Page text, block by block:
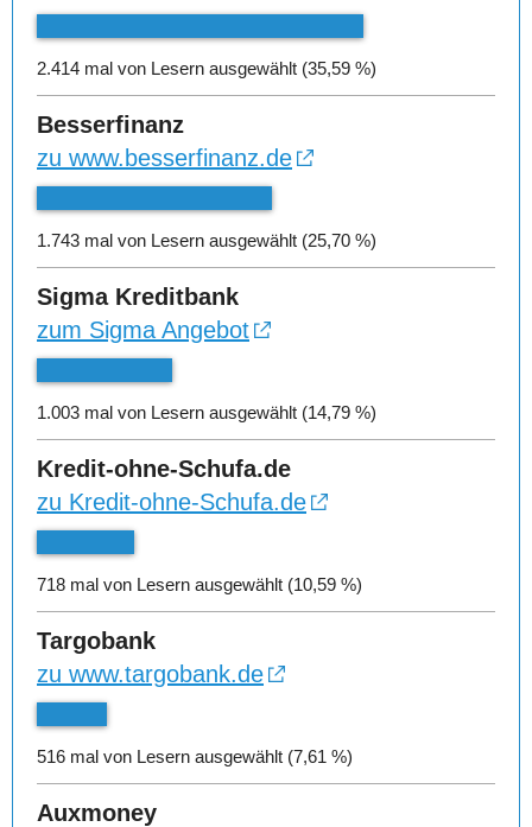
2.414 mal von Lesern ausgewählt (35,59 %)
Besserfinanz
zu www.besserfinanz.de
1.743 mal von Lesern ausgewählt (25,70 %)
Sigma Kreditbank
zum Sigma Angebot
1.003 mal von Lesern ausgewählt (14,79 %)
Kredit-ohne-Schufa.de
zu Kredit-ohne-Schufa.de
718 mal von Lesern ausgewählt (10,59 %)
Targobank
zu www.targobank.de
516 mal von Lesern ausgewählt (7,61 %)
Auxmoney